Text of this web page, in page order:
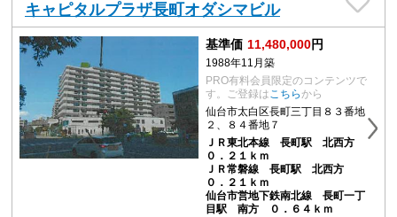
キャピタルプラザ長町オダシマビル
基準価 11,480,000円
1988年11月築
PRO有料会員限定のコンテンツで
す。ご登録はこちら から
仙台市太白区長町三丁目８３番地
２、８４番地７
ＪＲ東北本線 長町駅 北西方
０．２１ｋｍ
ＪＲ常磐線 長町駅 北西方
０．２１ｋｍ
仙台市営地下鉄南北線 長町一丁
目駅 南方 ０．６４ｋｍ